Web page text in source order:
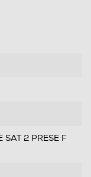
SAT 2 PRESE F